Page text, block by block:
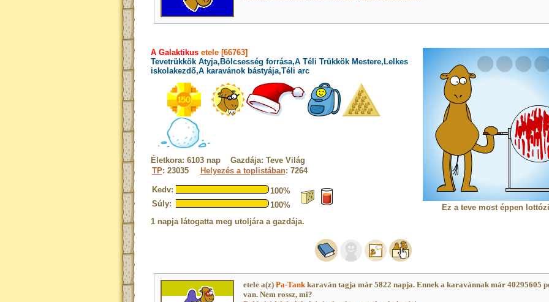
A Galaktikusetele [66763]
Tevetrükkök Atyja,Bölcsesség forrása,A Téli Trükkök Mestere,Lelkes
iskolakezdő,A karavánok bástyája,Téli arc
Életkora: 6103 nap Gazdája: Teve Világ
TP: 23035 Helyezés a toplistában: 7264
Kedv:
100%
Súly:
100%
1 napja látogatta meg utoljára a gazdája.
Ez a teve most éppen
etele a(z) Pa-Tankkaraván tagja már 5822 napja. Ennek a karavánnak már 40295605
van. Nem rossz, mi?